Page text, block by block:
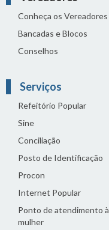
Conheça os Vereadores
Bancadas e Blocos
Conselhos
Serviços
Refeitório Popular
Sine
Conciliação
Posto de Identificação
Procon
Internet Popular
Ponto de atendimento à
mulher